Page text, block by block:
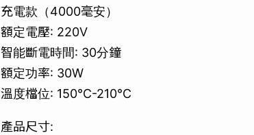
充電款（4000毫安）
額定電壓: 220V
智能斷電時間: 30分鐘
額定功率: 30W
溫度檔位: 150°C-210°C
產品尺寸: